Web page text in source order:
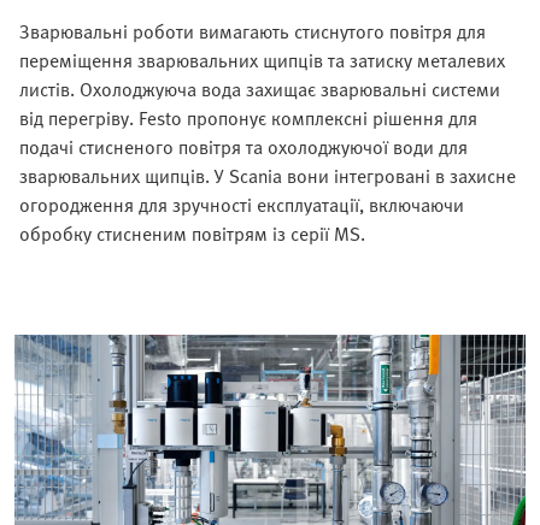
Зварювальні роботи вимагають стиснутого повітря для
переміщення зварювальних щипців та затиску металевих
листів. Охолоджуюча вода захищає зварювальні системи
від перегріву. Festo пропонує комплексні рішення для
подачі стисненого повітря та охолоджуючої води для
зварювальних щипців. У Scania вони інтегровані в захисне
огородження для зручності експлуатації, включаючи
обробку стисненим повітрям із серії MS.